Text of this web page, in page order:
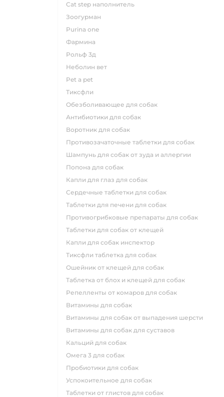
cat step наполнитель
зоогурман
purina one
фармина
рольф 3д
неболин вет
pet a pet
тиксфли
обезболивающее для собак
антибиотики для собак
воротник для собак
противозачаточные таблетки для собак
шампунь для собак от зуда и аллергии
попона для собак
капли для глаз для собак
сердечные таблетки для собак
таблетки для печени для собак
противогрибковые препараты для собак
таблетки для собак от клещей
капли для собак инспектор
тиксфли таблетка для собак
ошейник от клещей для собак
таблетка от блох и клещей для собак
репелленты от комаров для собак
витамины для собак
витамины для собак от выпадения шерсти
витамины для собак для суставов
кальций для собак
омега 3 для собак
пробиотики для собак
успокоительное для собак
таблетки от глистов для собак